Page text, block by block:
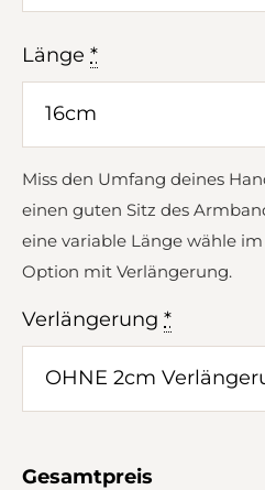
Länge *
Miss den Umfang deines
einen guten Sitz des
eine variable Länge wähle
Option mit Verlängerung.
Verlängerung *
Gesamtpreis